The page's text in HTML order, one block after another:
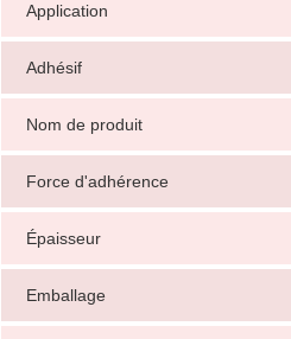
Application
Adhésif
Nom de produit
Force d'adhérence
Épaisseur
Emballage